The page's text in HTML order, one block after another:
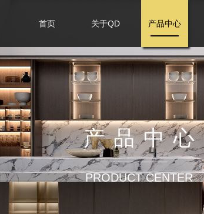
首页 关于QD 产品中心
产品中心
PRODUCT CENTER